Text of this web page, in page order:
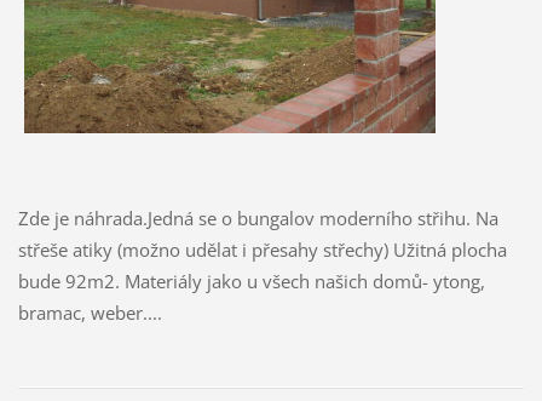
Zde je náhrada.Jedná se o bungalov moderního střihu. Na
střeše atiky (možno udělat i přesahy střechy) Užitná plocha
bude 92m2. Materiály jako u všech našich domů- ytong,
bramac, weber....